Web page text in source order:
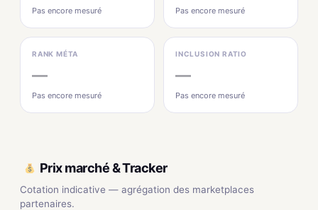
Pas encore mesuré Pas encore mesuré
RANK MÉTA
—
Pas encore mesuré
INCLUSION RATIO
—
Pas encore mesuré
Prix marché & Tracker
Cotation indicative — agrégation des marketplaces
partenaires.